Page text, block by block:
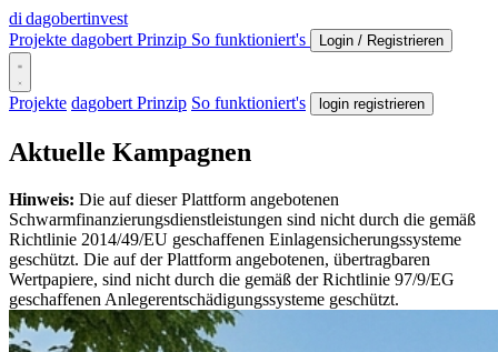
di dagobertinvest
Projekte dagobert Prinzip So funktioniert's Login / Registrieren
Projekte dagobert Prinzip So funktioniert's login registrieren
Aktuelle Kampagnen
Hinweis: Die auf dieser Plattform angebotenen
Schwarmfinanzierungsdienstleistungen sind nicht durch die gemäß
Richtlinie 2014/49/EU geschaffenen Einlagensicherungssysteme
geschützt. Die auf der Plattform angebotenen, übertragbaren
Wertpapiere, sind nicht durch die gemäß der Richtlinie 97/9/EG
geschaffenen Anlegerentschädigungssysteme geschützt.